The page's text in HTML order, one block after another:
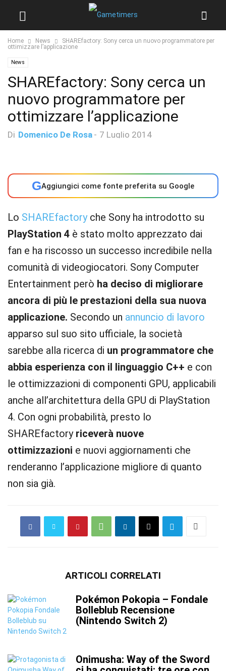
Home News
SHAREfactory: Sony cerca un nuovo programmatore per
ottimizzare l’applicazione
News
SHAREfactory: Sony cerca un
nuovo programmatore per
ottimizzare l’applicazione
Di Domenico De Rosa - 7 Luglio 2014
GAggiungici come fonte preferita su Google
Lo SHAREfactory che Sony ha introdotto su
PlayStation 4 è stato molto apprezzato dai
fan e ha riscosso un successo incredibile nella
comunità di videogiocatori. Sony Computer
Entertainment però ha deciso di migliorare
ancora di più le prestazioni della sua nuova
applicazione. Secondo un annuncio di lavoro
apparso sul suo sito ufficiale, la società
sarebbe alla ricerca di un programmatore che
abbia esperienza con il linguaggio C++ e con
le ottimizzazioni di componenti GPU, applicabili
anche all’architettura della GPU di PlayStation
4. Con ogni probabilità, presto lo
SHAREfactory riceverà nuove
ottimizzazioni e nuovi aggiornamenti che
renderanno l’applicazione migliore di quanto
non sia già.
ARTICOLI CORRELATI
Pokémon Pokopia – Fondale
Bolleblub Recensione
(Nintendo Switch 2)
Onimusha: Way of the Sword